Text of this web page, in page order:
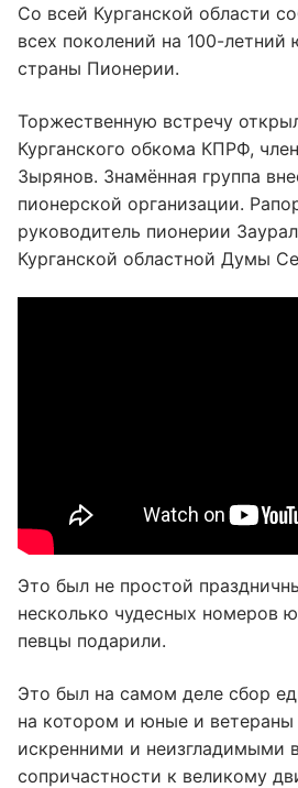
Со всей Курганской области
всех поколений на 100-летний
страны Пионерии.
Торжественную встречу
Курганского обкома КПРФ,
Зырянов. Знамённая группа
пионерской организации.
руководитель пионерии
Курганской областной Думы
Это был не простой
несколько чудесных номеров
певцы подарили.
Это был на самом деле сбор
на котором и юные и
искренними и неизгладимыми
сопричастности к великому